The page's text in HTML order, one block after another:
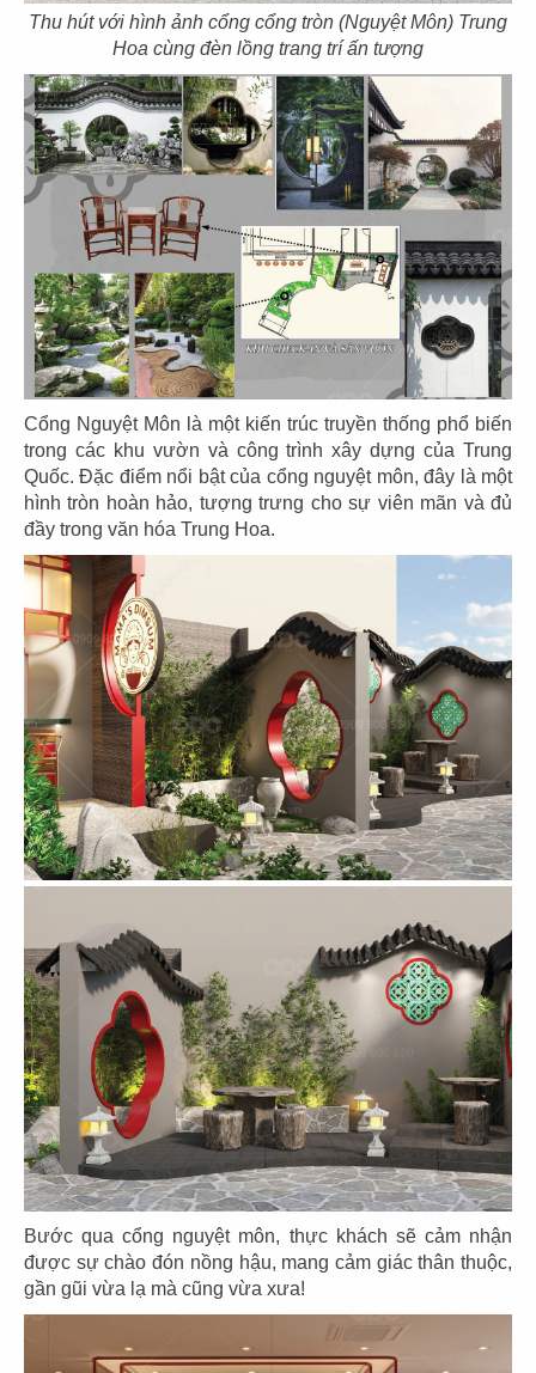
Thu hút với hình ảnh cổng cổng tròn (Nguyệt Môn) Trung
Hoa cùng đèn lồng trang trí ấn tượng
Cổng Nguyệt Môn là một kiến trúc truyền thống phổ biến
trong các khu vườn và công trình xây dựng của Trung
Quốc. Đặc điểm nổi bật của cổng nguyệt môn, đây là một
hình tròn hoàn hảo, tượng trưng cho sự viên mãn và đủ
đầy trong văn hóa Trung Hoa.
Bước qua cổng nguyệt môn, thực khách sẽ cảm nhận
được sự chào đón nồng hậu, mang cảm giác thân thuộc,
gần gũi vừa lạ mà cũng vừa xưa!
THI CÔNG NHÀ HÀNG HONGKONG A
MÀ KITCHEN
Chủ đầu tư: A Mà Kitchen
Diện tích: 340m2
Địa điểm: 23 Tôn Đức Thắng, Phường Bến Nghé,
Quận 1, TP HCM
CHI TIẾT
THIẾT KẾ NHÀ HÀNG TRUNG HOA
MAMA’S DIMSUM - TP. TÂN AN, LONG
Chủ đầu tư: Phố Hồng Kông
Diện tích: 342m2
Địa điểm: Quốc lộ 1A, xã Bình Thanh, Thủ Thừa,
Long An
CHI TIẾT
01 02 03 04 05